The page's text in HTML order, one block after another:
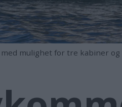
og to motorer bygget med bakvegg